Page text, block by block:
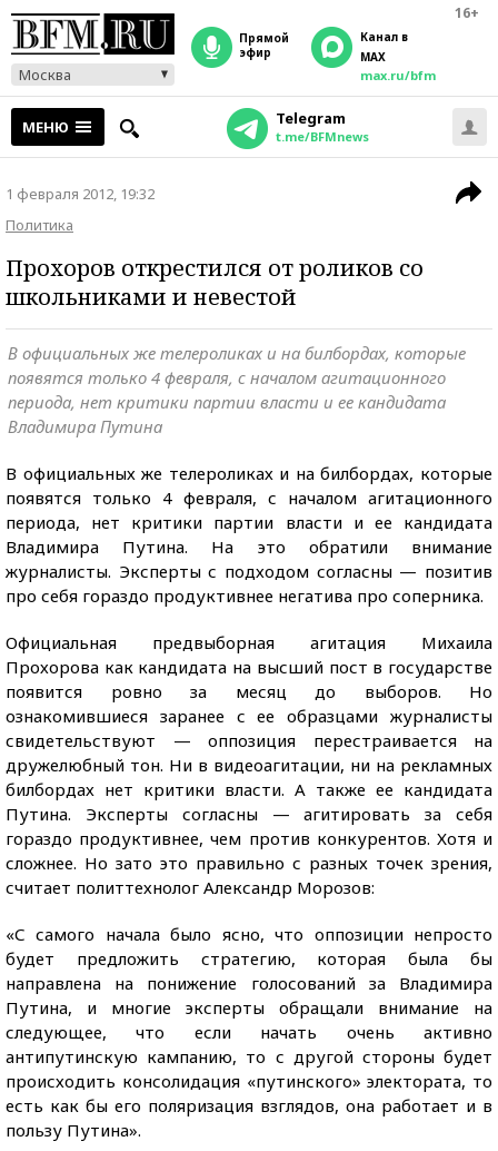
16+
Москва
прямой
эфир
Канал в
MAX
max.ru/bfm
МЕНЮ Telegram
t.me/BFMnews
1 февраля 2012, 19:32
Политика
Прохоров открестился от роликов со
школьниками и невестой
В официальных же телероликах и на билбордах, которые
появятся только 4 февраля, с началом агитационного
периода, нет критики партии власти и ее кандидата
Владимира Путина
В официальных же телероликах и на билбордах, которые
появятся только 4 февраля, с началом агитационного
периода, нет критики партии власти и ее кандидата
Владимира Путина. На это обратили внимание
журналисты. Эксперты с подходом согласны — позитив
про себя гораздо продуктивнее негатива про соперника.
Официальная предвыборная агитация Михаила
Прохорова как кандидата на высший пост в государстве
появится ровно за месяц до выборов. Но
ознакомившиеся заранее с ее образцами журналисты
свидетельствуют — оппозиция перестраивается на
дружелюбный тон. Ни в видеоагитации, ни на рекламных
билбордах нет критики власти. А также ее кандидата
Путина. Эксперты согласны — агитировать за себя
гораздо продуктивнее, чем против конкурентов. Хотя и
сложнее. Но зато это правильно с разных точек зрения,
считает политтехнолог Александр Морозов:
«С самого начала было ясно, что оппозиции непросто
будет предложить стратегию, которая была бы
направлена на понижение голосований за Владимира
Путина, и многие эксперты обращали внимание на
следующее, что если начать очень активно
антипутинскую кампанию, то с другой стороны будет
происходить консолидация «путинского» электората, то
есть как бы его поляризация взглядов, она работает и в
пользу Путина».